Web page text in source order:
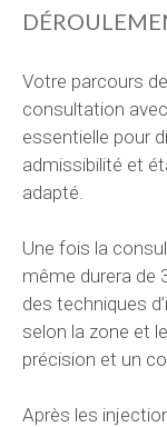
Votre parcours
consultation
essentielle pour
admissibilité et
adapté.
Une fois la
même durera de
des techniques
selon la zone et
précision et un
Après les